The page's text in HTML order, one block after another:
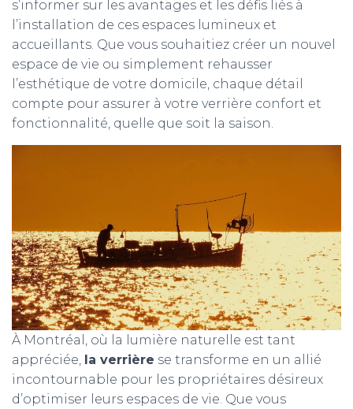
s’informer sur les avantages et les défis liés à
l’installation de ces espaces lumineux et
accueillants. Que vous souhaitiez créer un nouvel
espace de vie ou simplement rehausser
l’esthétique de votre domicile, chaque détail
compte pour assurer à votre verrière confort et
fonctionnalité, quelle que soit la saison.
À Montréal, où la lumière naturelle est tant
appréciée, la verrière se transforme en un allié
incontournable pour les propriétaires désireux
d’optimiser leurs espaces de vie. Que vous